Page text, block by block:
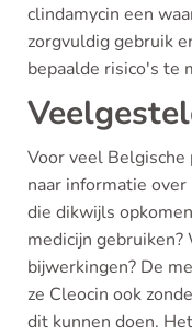
clindamycin een
zorgvuldig gebruik
bepaalde risico's te
Voor veel
naar informatie
die dikwijls
medicijn
bijwerkingen? De
ze Cleocin ook
dit kunnen doen.